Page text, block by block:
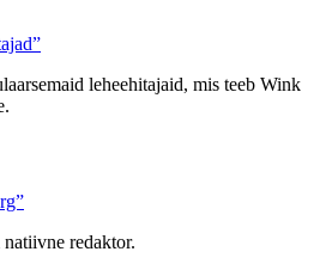
leheehitajaid, mis teeb Wink
redaktor.